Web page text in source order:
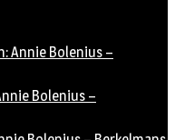
Annie Bolenius –
Bolenius –